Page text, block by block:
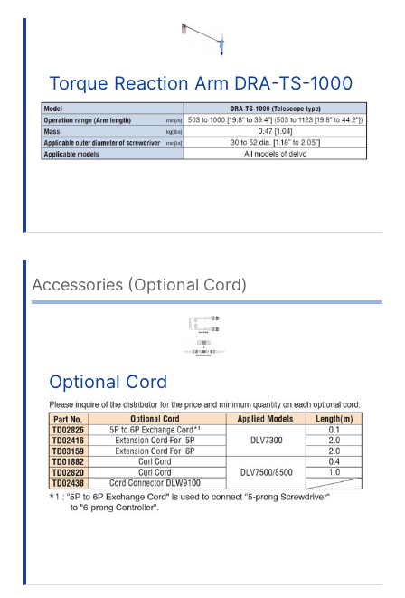
Torque Reaction Arm DRA-TS-1000
Accessories (Optional Cord)
Optional Cord